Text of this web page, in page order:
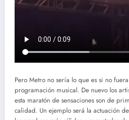
Pero Metro no sería lo que es si no
programación musical. De nuevo los
esta maratón de sensaciones son de
calidad. Un ejemplo será la actuación de